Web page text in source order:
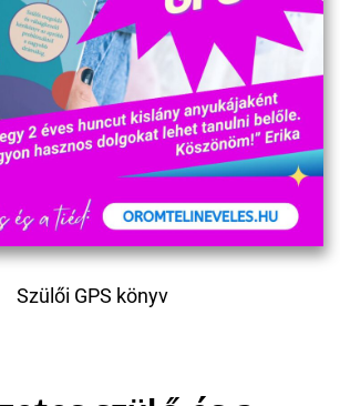
Szülői GPS könyv